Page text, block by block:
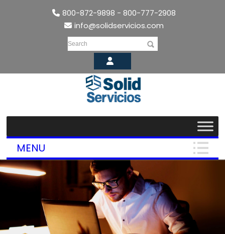
800-872-9898 - 800-777-2908
info@solidservicios.com
Search
MENU